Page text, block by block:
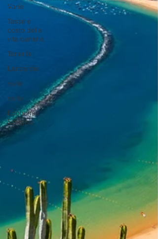
Varie
Tasse e
costo della
vita canarie
Tenerife
Lanzarote
varie
varie
Economia
Spagna